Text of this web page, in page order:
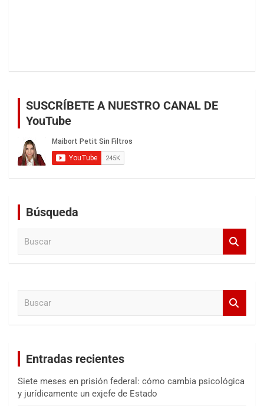
SUSCRÍBETE A NUESTRO CANAL DE
YouTube
Búsqueda
Entradas recientes
Siete meses en prisión federal: cómo cambia psicológica
y jurídicamente un exjefe de Estado